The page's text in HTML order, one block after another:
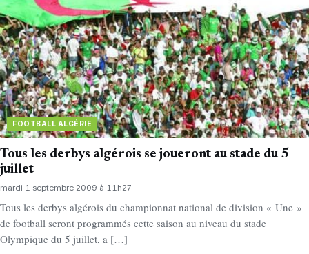
FOOTBALL ALGÉRIE
Tous les derbys algérois se joueront au stade du 5
juillet
mardi 1 septembre 2009 à 11h27
Tous les derbys algérois du championnat national de division « Une »
de football seront programmés cette saison au niveau du stade
Olympique du 5 juillet, a […]